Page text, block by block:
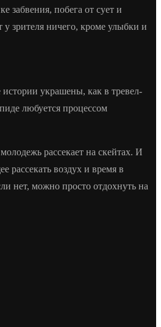
забвения, побега от сует и
зрителя ничего, кроме улыбки и
истории украшены, как в тревел-
любуется процессом
рассекает на скейтах. И
рассекать воздух и время в
нет, можно просто отдохнуть на